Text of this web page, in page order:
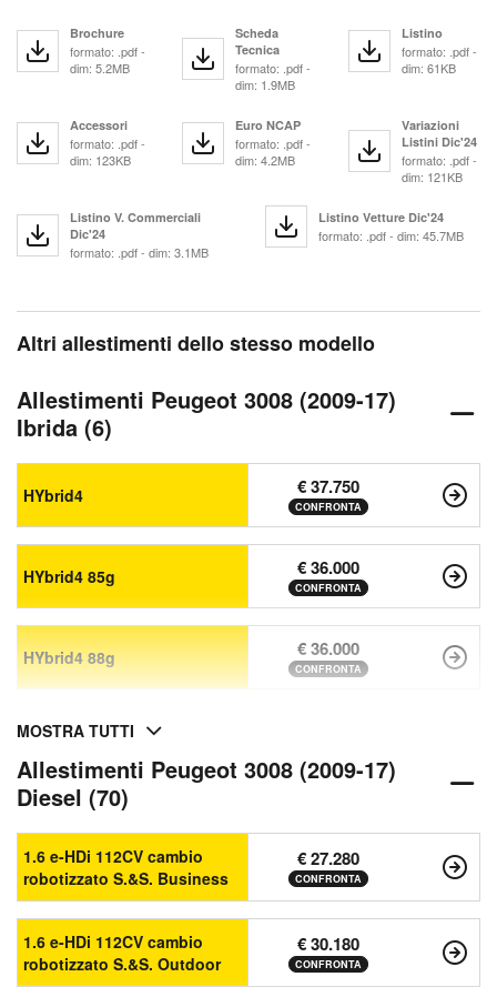
Brochure
formato: .pdf -
dim: 5.2MB
Scheda
Tecnica
formato: .pdf -
dim: 1.9MB
Listino
formato: .pdf -
dim: 61KB
Accessori
formato: .pdf -
dim: 123KB
Euro NCAP
formato: .pdf -
dim: 4.2MB
Variazioni
Listini Dic'24
formato: .pdf -
dim: 121KB
Listino V. Commerciali
Dic'24
formato: .pdf - dim: 3.1MB
Listino Vetture Dic'24
formato: .pdf - dim: 45.7MB
Altri allestimenti dello stesso modello
Allestimenti Peugeot 3008 (2009-17)
Ibrida (6)
HYbrid4 € 37.750
CONFRONTA
HYbrid4 85g € 36.000
CONFRONTA
HYbrid4 88g € 36.000
CONFRONTA
MOSTRA TUTTI
Allestimenti Peugeot 3008 (2009-17)
Diesel (70)
1.6 e-HDi 112CV cambio
robotizzato S.&S. Business
€ 27.280
CONFRONTA
1.6 e-HDi 112CV cambio
robotizzato S.&S. Outdoor
€ 30.180
CONFRONTA